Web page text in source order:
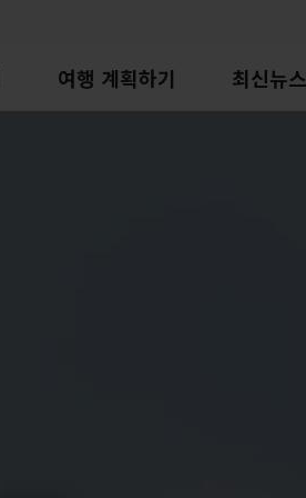
여행 계획하기 최신뉴스